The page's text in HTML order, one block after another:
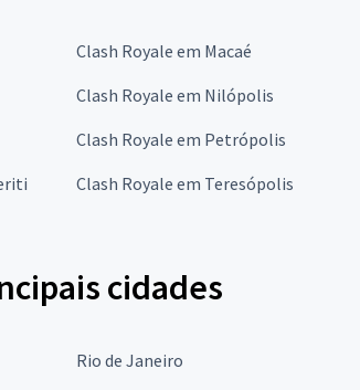
Clash Royale em Macaé
Clash Royale em Nilópolis
Clash Royale em Petrópolis
Clash Royale em Teresópolis
cidades
Rio de Janeiro